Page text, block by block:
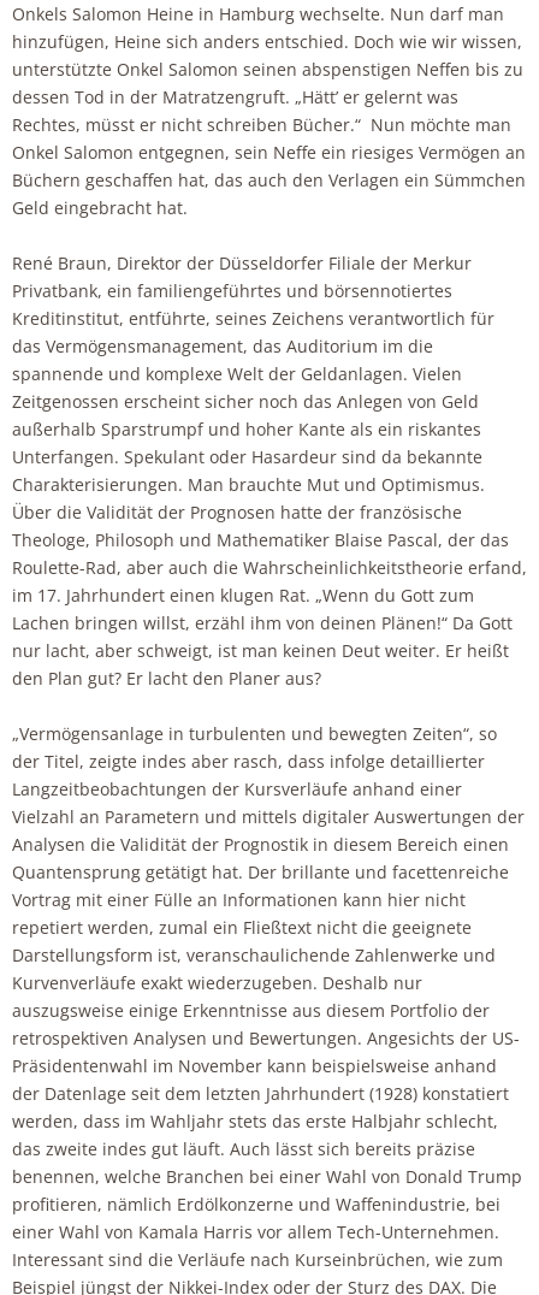
Onkels Salomon Heine in Hamburg wechselte. Nun darf man
hinzufügen, Heine sich anders entschied. Doch wie wir wissen,
unterstützte Onkel Salomon seinen abspenstigen Neffen bis zu
dessen Tod in der Matratzengruft. „Hätt’ er gelernt was
Rechtes, müsst er nicht schreiben Bücher.“ Nun möchte man
Onkel Salomon entgegnen, sein Neffe ein riesiges Vermögen an
Büchern geschaffen hat, das auch den Verlagen ein Sümmchen
Geld eingebracht hat.
René Braun, Direktor der Düsseldorfer Filiale der Merkur
Privatbank, ein familiengeführtes und börsennotiertes
Kreditinstitut, entführte, seines Zeichens verantwortlich für
das Vermögensmanagement, das Auditorium im die
spannende und komplexe Welt der Geldanlagen. Vielen
Zeitgenossen erscheint sicher noch das Anlegen von Geld
außerhalb Sparstrumpf und hoher Kante als ein riskantes
Unterfangen. Spekulant oder Hasardeur sind da bekannte
Charakterisierungen. Man brauchte Mut und Optimismus.
Über die Validität der Prognosen hatte der französische
Theologe, Philosoph und Mathematiker Blaise Pascal, der das
Roulette-Rad, aber auch die Wahrscheinlichkeitstheorie erfand,
im 17. Jahrhundert einen klugen Rat. „Wenn du Gott zum
Lachen bringen willst, erzähl ihm von deinen Plänen!“ Da Gott
nur lacht, aber schweigt, ist man keinen Deut weiter. Er heißt
den Plan gut? Er lacht den Planer aus?
„Vermögensanlage in turbulenten und bewegten Zeiten“, so
der Titel, zeigte indes aber rasch, dass infolge detaillierter
Langzeitbeobachtungen der Kursverläufe anhand einer
Vielzahl an Parametern und mittels digitaler Auswertungen der
Analysen die Validität der Prognostik in diesem Bereich einen
Quantensprung getätigt hat. Der brillante und facettenreiche
Vortrag mit einer Fülle an Informationen kann hier nicht
repetiert werden, zumal ein Fließtext nicht die geeignete
Darstellungsform ist, veranschaulichende Zahlenwerke und
Kurvenverläufe exakt wiederzugeben. Deshalb nur
auszugsweise einige Erkenntnisse aus diesem Portfolio der
retrospektiven Analysen und Bewertungen. Angesichts der US-
Präsidentenwahl im November kann beispielsweise anhand
der Datenlage seit dem letzten Jahrhundert (1928) konstatiert
werden, dass im Wahljahr stets das erste Halbjahr schlecht,
das zweite indes gut läuft. Auch lässt sich bereits präzise
benennen, welche Branchen bei einer Wahl von Donald Trump
profitieren, nämlich Erdölkonzerne und Waffenindustrie, bei
einer Wahl von Kamala Harris vor allem Tech-Unternehmen.
Interessant sind die Verläufe nach Kurseinbrüchen, wie zum
Beispiel jüngst der Nikkei-Index oder der Sturz des DAX. Die